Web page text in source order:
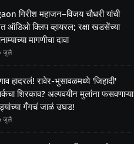
गिरीश महाजन–विजय चौधरी यांची
ऑडिओ क्लिप व्हायरल; रक्षा खडसेंच्या
मागणीचा दावा
जुलै
हादरलं! रावेर-भुसावळमध्ये 'जिहादी'
शिरकाव? अल्पवयीन मुलांना फसवणाऱ्या
गँगचं जाळं उघड!
जुलै